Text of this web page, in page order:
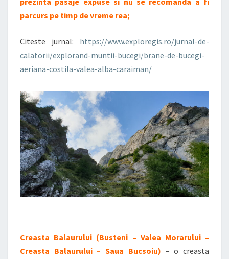
parcurs pe timp de vreme rea;
Citeste jurnal: https://www.exploregis.ro/jurnal-de-
calatorii/explorand-muntii-bucegi/brane-de-bucegi-
aeriana-costila-valea-alba-caraiman/
Creasta Balaurului (Busteni – Valea Morarului –
Creasta Balaurului – Saua Bucsoiu) – o creasta